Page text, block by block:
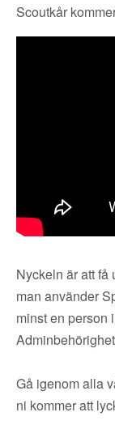
Scoutkår
Nyckeln är att få
man använder
minst en person
Gå igenom alla
ni kommer att